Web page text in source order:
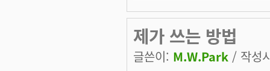
제가 쓰는 방법
글쓴이: M.W.Park / 작성